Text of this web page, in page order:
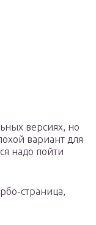
версиях, но
вариант для
надо пойти
страница,